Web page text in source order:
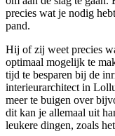
precies wat je nodig
pand.
Hij of zij weet precies
optimaal mogelijk te
tijd te besparen bij de
interieurarchitect in
meer te buigen over
dit kan je allemaal uit
leukere dingen, zoals